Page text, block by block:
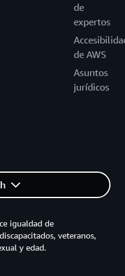
de
expertos
de AWS
Asuntos
jurídicos
igualdad de
veteranos,
y edad.